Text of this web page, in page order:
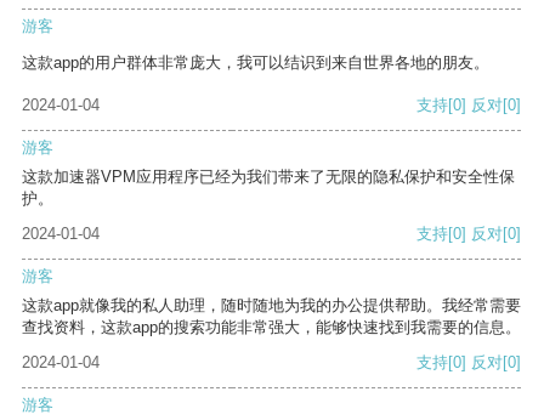
游客
这款app的用户群体非常庞大，我可以结识到来自世界各地的朋友。
2024-01-04 支持[0] 反对[0]
游客
这款加速器VPM应用程序已经为我们带来了无限的隐私保护和安全性保
护。
2024-01-04
支持[0] 反对[0]
游客
这款app就像我的私人助理，随时随地为我的办公提供帮助。我经常需要
查找资料，这款app的搜索功能非常强大，能够快速找到我需要的信息。
2024-01-04
支持[0] 反对[0]
游客